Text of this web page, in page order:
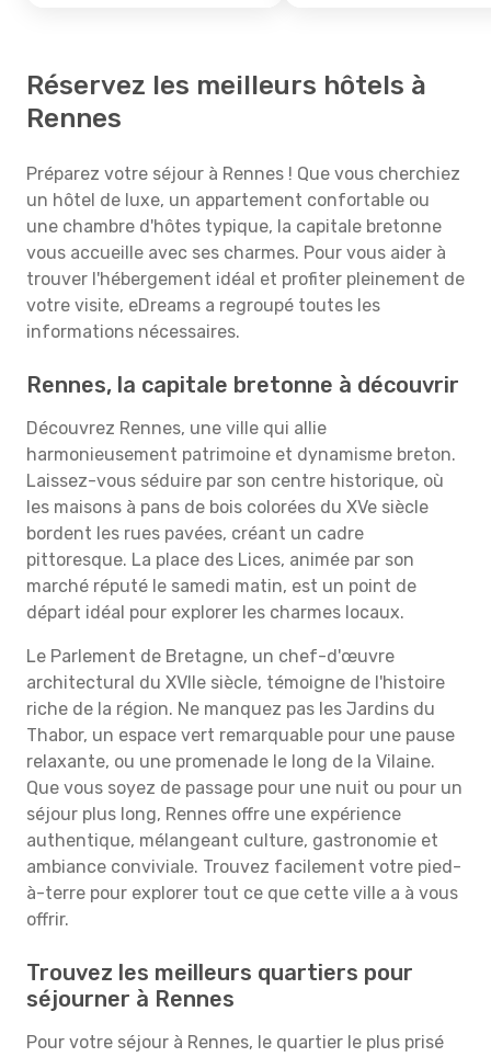
Réservez les meilleurs hôtels à
Rennes
Préparez votre séjour à Rennes ! Que vous cherchiez
un hôtel de luxe, un appartement confortable ou
une chambre d'hôtes typique, la capitale bretonne
vous accueille avec ses charmes. Pour vous aider à
trouver l'hébergement idéal et profiter pleinement de
votre visite, eDreams a regroupé toutes les
informations nécessaires.
Rennes, la capitale bretonne à découvrir
Découvrez Rennes, une ville qui allie
harmonieusement patrimoine et dynamisme breton.
Laissez-vous séduire par son centre historique, où
les maisons à pans de bois colorées du XVe siècle
bordent les rues pavées, créant un cadre
pittoresque. La place des Lices, animée par son
marché réputé le samedi matin, est un point de
départ idéal pour explorer les charmes locaux.
Le Parlement de Bretagne, un chef-d'œuvre
architectural du XVIIe siècle, témoigne de l'histoire
riche de la région. Ne manquez pas les Jardins du
Thabor, un espace vert remarquable pour une pause
relaxante, ou une promenade le long de la Vilaine.
Que vous soyez de passage pour une nuit ou pour un
séjour plus long, Rennes offre une expérience
authentique, mélangeant culture, gastronomie et
ambiance conviviale. Trouvez facilement votre pied-
à-terre pour explorer tout ce que cette ville a à vous
offrir.
Trouvez les meilleurs quartiers pour
séjourner à Rennes
Pour votre séjour à Rennes, le quartier le plus prisé